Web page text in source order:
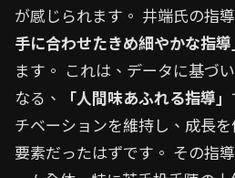
が感じられます。 井端氏の指導
手に合わせたきめ細やかな指導
ます。 これは、データに基づ
なる、
「人間味あふれる指導」
チベーションを維持し、成長
要素だったはずです。 その指